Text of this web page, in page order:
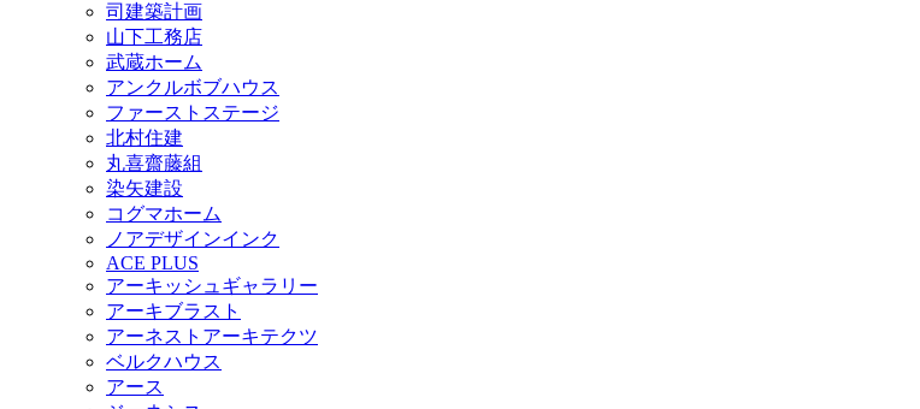
司建築計画
山下工務店
武蔵ホーム
アンクルボブハウス
ファーストステージ
北村住建
丸喜齋藤組
染矢建設
コグマホーム
ノアデザインインク
ACE PLUS
アーキッシュギャラリー
アーキブラスト
アーネストアーキテクツ
ベルクハウス
アース